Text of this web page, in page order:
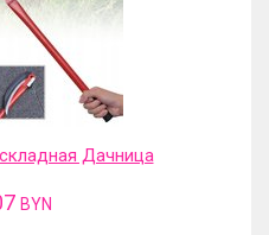
Дачница
BYN